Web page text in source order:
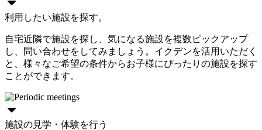
利用したい施設を探す。
自宅近隣で施設を探し、気になる施設を複数ピックアップ
し、問い合わせをしてみましょう。イクデンを活用いただく
と、様々なご希望の条件からお子様にぴったりの施設を探す
ことができます。
施設の見学・体験を行う